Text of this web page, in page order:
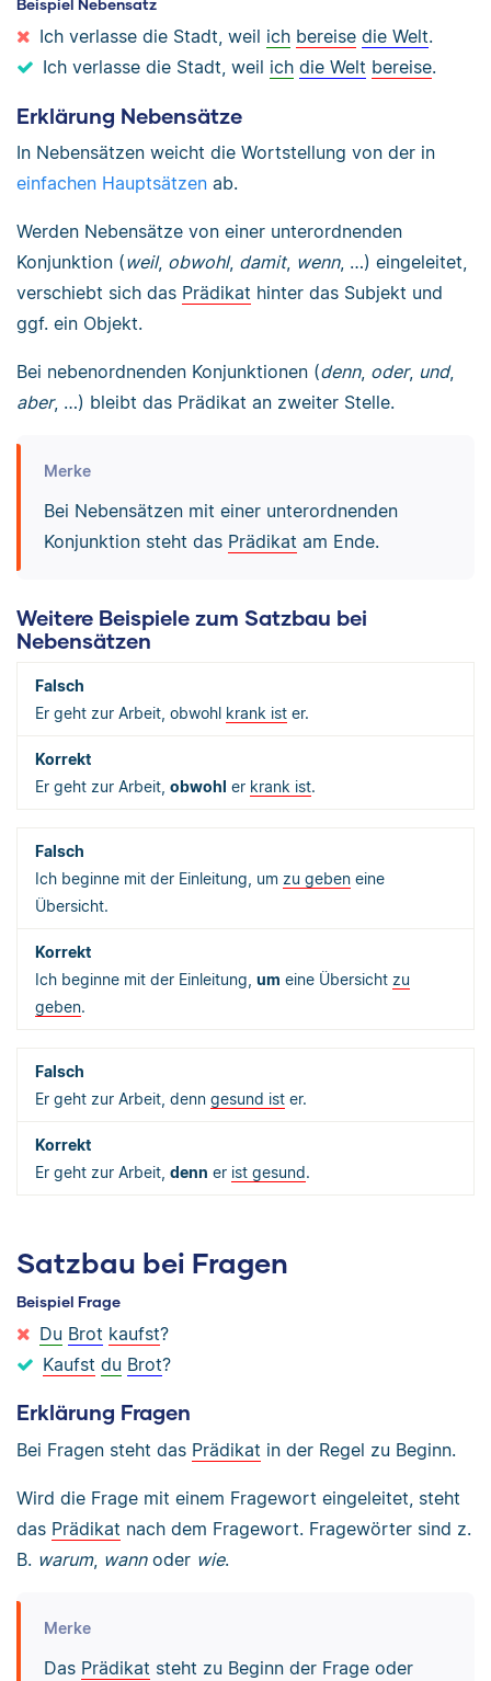
Beispiel Nebensatz
Ich verlasse die Stadt, weil ich bereise die Welt.
Ich verlasse die Stadt, weil ich die Welt bereise.
Erklärung Nebensätze
In Nebensätzen weicht die Wortstellung von der in
einfachen Hauptsätzen ab.
Werden Nebensätze von einer unterordnenden
Konjunktion (weil, obwohl, damit, wenn, …) eingeleitet,
verschiebt sich das Prädikat hinter das Subjekt und
ggf. ein Objekt.
Bei nebenordnenden Konjunktionen (denn, oder, und,
aber, …) bleibt das Prädikat an zweiter Stelle.
Merke
Bei Nebensätzen mit einer unterordnenden
Konjunktion steht das Prädikat am Ende.
Weitere Beispiele zum Satzbau bei
Nebensätzen
Er geht zur Arbeit, obwohl krank ist er.
Er geht zur Arbeit, obwohl er krank ist.
Ich beginne mit der Einleitung, um zu geben eine
Übersicht.
Ich beginne mit der Einleitung, um eine Übersicht zu
geben.
Er geht zur Arbeit, denn gesund ist er.
Er geht zur Arbeit, denn er ist gesund.
Satzbau bei Fragen
Beispiel Frage
Du Brot kaufst?
Kaufst du Brot?
Erklärung Fragen
Bei Fragen steht das Prädikat in der Regel zu Beginn.
Wird die Frage mit einem Fragewort eingeleitet, steht
das Prädikat nach dem Fragewort. Fragewörter sind z.
B. warum, wannoder wie.
Merke
Das Prädikat steht zu Beginn der Frage oder